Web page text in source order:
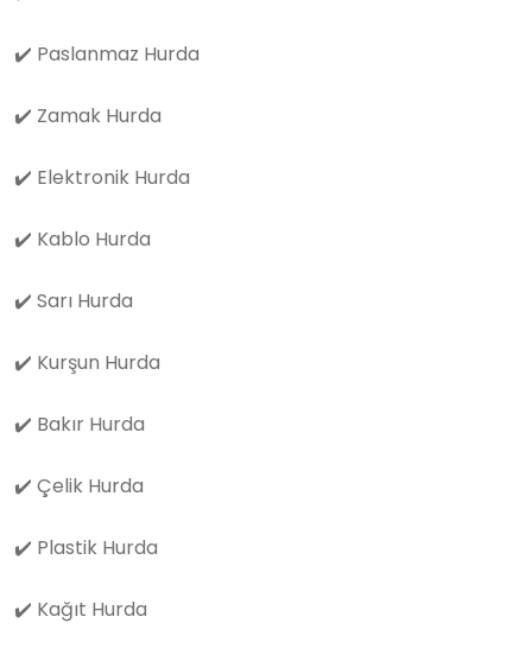
✔️ Paslanmaz Hurda
✔️ Zamak Hurda
✔️ Elektronik Hurda
✔️ Kablo Hurda
✔️ Sarı Hurda
✔️ Kurşun Hurda
✔️ Bakır Hurda
✔️ Çelik Hurda
✔️ Plastik Hurda
✔️ Kağıt Hurda